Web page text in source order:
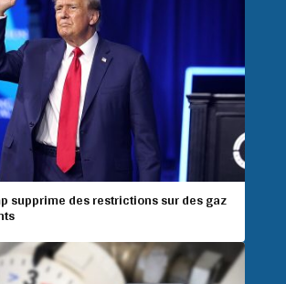
supprime des restrictions sur des gaz